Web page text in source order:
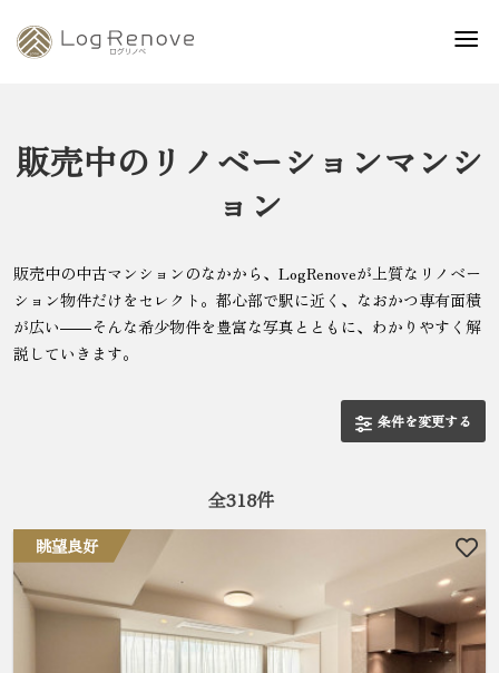
販売中のリノベーションマンシ
ョン
販売中の中古マンションのなかから、LogRenoveが上質なリノベー
ション物件だけをセレクト。都心部で駅に近く、なおかつ専有面積
が広い――そんな希少物件を豊富な写真とともに、わかりやすく解
説していきます。
条件を変更する
全318件
眺望良好